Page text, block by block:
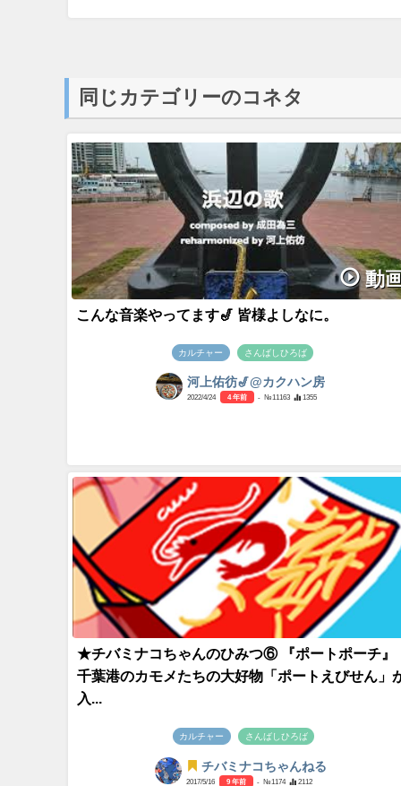
同じカテゴリーのコネタ
動
こんな音楽やってます🎷 皆様よしなに。
カルチャー さんばしひろば
河上佑彷🎷@カクハン房
2022/4/24 4 年前 - №11163 1355
★チバミナコちゃんのひみつ⑥ 『ポートポーチ』
千葉港のカモメたちの大好物「ポートえびせん」
入...
カルチャー さんばしひろば
チバミナコちゃんねる
2017/5/16 9 年前 - №1174 2112